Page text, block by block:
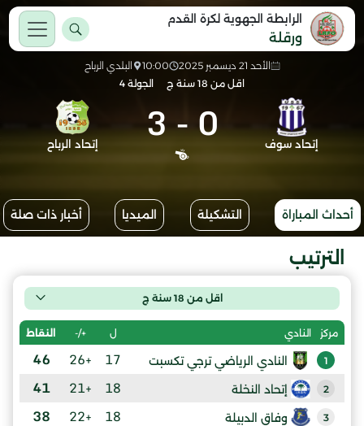
الرابطة الجهوية لكرة القدم
ورقلة
الأحد 21 ديسمبر 2025 10:00
البلدي الرباح
اقل من 18 سنة ج
الجولة 4
إتحاد سوف 0
-
3 إتحاد الرباح
أحداث المباراة التشكيلة الميديا أخبار ذات صلة
الترتيب
اقل من 18 سنة ج
مركز النادي ل +/- النقاط
1 النادي الرياضي ترجي تكسبت 17
+26
46
2 إتحاد النخلة 18
+21
41
3 وفاق الدبيلة 18
+22
38